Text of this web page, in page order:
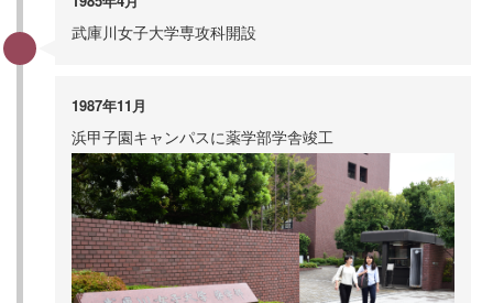
武庫川女子大学専攻科開設
1987年11月
浜甲子園キャンパスに薬学部学舎竣工